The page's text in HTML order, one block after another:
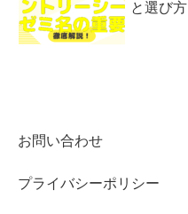
と選び方
お問い合わせ
プライバシーポリシー